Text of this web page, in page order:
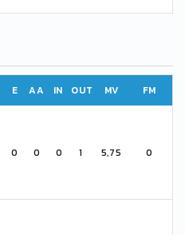
E AA IN OUT MV FM
0 0 0 1 5,75 0